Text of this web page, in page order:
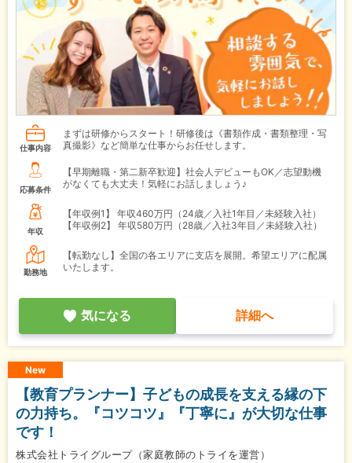
仕事内容
まずは研修からスタート！研修後は《書類作成・書類整理・写
真撮影》など簡単な仕事からお任せします。
応募条件
【早期離職・第二新卒歓迎】社会人デビューもOK／志望動機
がなくても大丈夫！気軽にお話しましょう♪
年収
【年収例1】
年収460万円（24歳／入社1年目／未経験入社）
【年収例2】
年収580万円（28歳／入社3年目／未経験入社）
勤務地
【転勤なし】全国の各エリアに支店を展開。希望エリアに配属
いたします。
気になる 詳細へ
New
【教育プランナー】子どもの成長を支える縁の下
の力持ち。『コツコツ』『丁寧に』が大切な仕事
です！
株式会社トライグループ（家庭教師のトライを運営）